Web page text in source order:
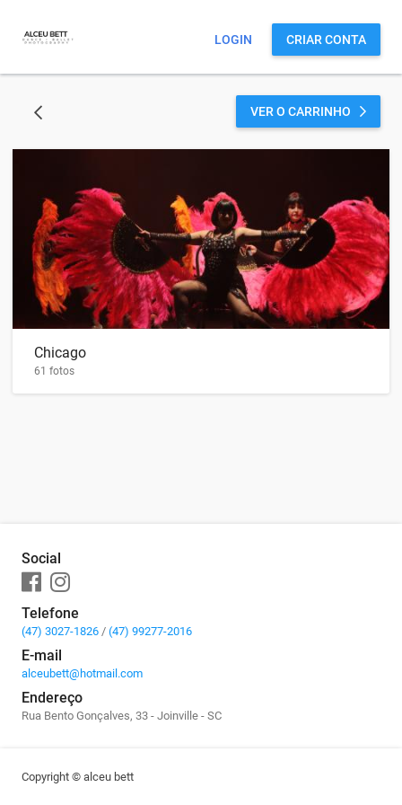
LOGIN CRIAR CONTA
VOLTAR
VER O CARRINHO
Chicago
61 fotos
Social
Telefone
(47) 3027-1826 / (47) 99277-2016
E-mail
alceubett@hotmail.com
Endereço
Rua Bento Gonçalves, 33 - Joinville - SC
Copyright © alceu bett